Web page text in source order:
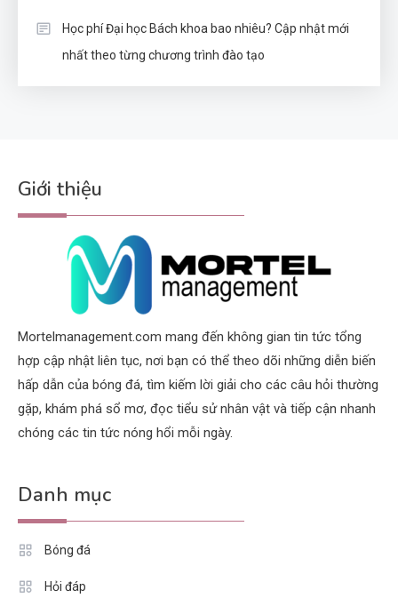
Học phí Đại học Bách khoa bao nhiêu? Cập nhật mới
nhất theo từng chương trình đào tạo
Giới thiệu
Mortelmanagement.com mang đến không gian tin tức tổng
hợp cập nhật liên tục, nơi bạn có thể theo dõi những diễn biến
hấp dẫn của bóng đá, tìm kiếm lời giải cho các câu hỏi thường
gặp, khám phá sổ mơ, đọc tiểu sử nhân vật và tiếp cận nhanh
chóng các tin tức nóng hổi mỗi ngày.
Danh mục
Bóng đá
Hỏi đáp